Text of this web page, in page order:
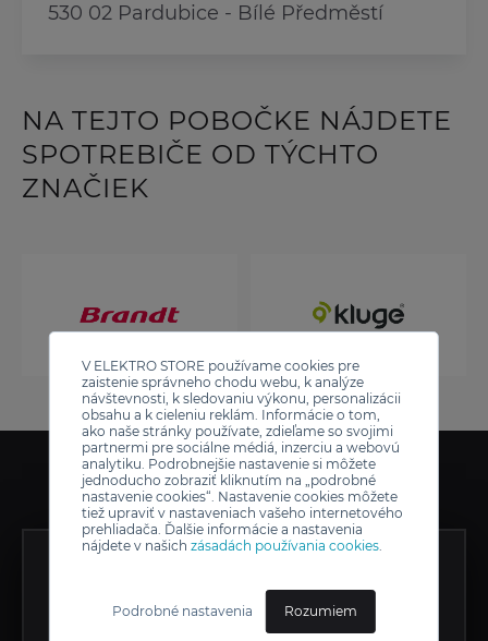
V ELEKTRO STORE používame cookies pre
zaistenie správneho chodu webu, k analýze
návštevnosti, k sledovaniu výkonu, personalizácii
obsahu a k cieleniu reklám. Informácie o tom,
ako naše stránky používate, zdieľame so svojimi
partnermi pre sociálne médiá, inzerciu a webovú
analytiku. Podrobnejšie nastavenie si môžete
jednoducho zobraziť kliknutím na „podrobné
nastavenie cookies“. Nastavenie cookies môžete
tiež upraviť v nastaveniach vašeho internetového
prehliadača. Ďalšie informácie a nastavenia
nájdete v našich zásadách používania cookies.
Podrobné nastavenia Rozumiem
530 02 Pardubice - Bílé Předměstí
NA TEJTO POBOČKE NÁJDETE
SPOTREBIČE OD TÝCHTO
ZNAČIEK
NOVINKY AKO PRVÍ